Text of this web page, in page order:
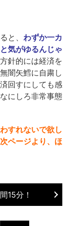
と、 わずか一カ
気がゆるんじゃ
針的には経済を
闇矢鱈に自粛し
回すにしても感
にしろ非常事態
すれないで欲し
ページより、ほ
15分！